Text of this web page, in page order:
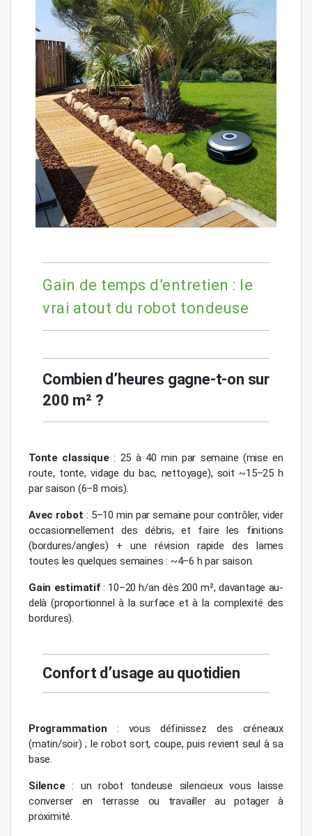
Gain de temps d’entretien : le
vrai atout du robot tondeuse
Combien d’heures gagne-t-on sur
200 m² ?
Tonte classique : 25 à 40 min par semaine (mise en
route, tonte, vidage du bac, nettoyage), soit ~15–25 h
par saison (6–8 mois).
Avec robot : 5–10 min par semaine pour contrôler, vider
occasionnellement des débris, et faire les finitions
(bordures/angles) + une révision rapide des lames
toutes les quelques semaines : ~4–6 h par saison.
Gain estimatif: 10–20 h/an dès 200 m², davantage au-
delà (proportionnel à la surface et à la complexité des
bordures).
Confort d’usage au quotidien
Programmation : vous définissez des créneaux
(matin/soir) ; le robot sort, coupe, puis revient seul à sa
base.
Silence : un robot tondeuse silencieux vous laisse
converser en terrasse ou travailler au potager à
proximité.